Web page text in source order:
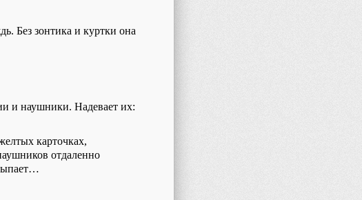
Без зонтика и куртки она
и наушники. Надевает их:
карточках,
отдаленно